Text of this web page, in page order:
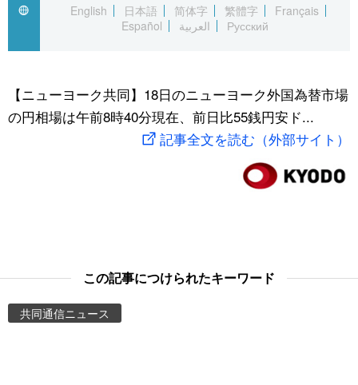
文化
動画/Live
Images
スポーツ・東京2020
English
日本語 简体字 繁體字
Français
Español
العربية Русский
【ニューヨーク共同】18日のニューヨーク外国為替市場
の円相場は午前8時40分現在、前日比55銭円安ド...
記事全文を読む（外部サイト）
この記事につけられたキーワード
共同通信ニュース